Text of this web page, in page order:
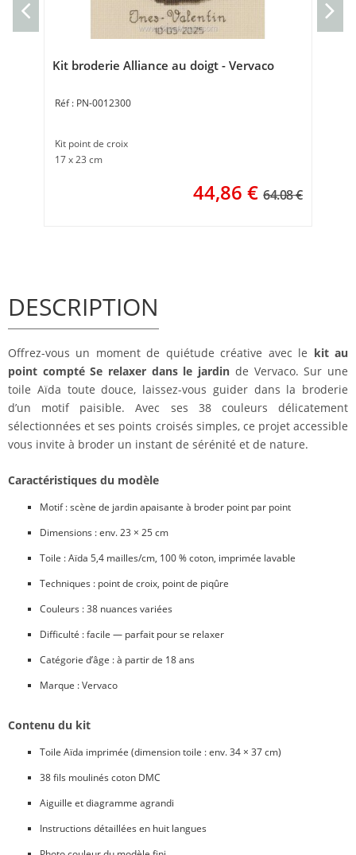
Kit broderie Alliance au doigt - Vervaco
PN-0012300
Kit point de croix
17 x 23 cm
44,86 € 64.08 €
DESCRIPTION
Offrez-vous un moment de quiétude créative avec le kit au
point compté Se relaxer dans le jardin de Vervaco. Sur une
toile Aïda toute douce, laissez-vous guider dans la broderie
d’un motif paisible. Avec ses 38 couleurs délicatement
sélectionnées et ses points croisés simples, ce projet accessible
vous invite à broder un instant de sérénité et de nature.
Caractéristiques du modèle
Motif : scène de jardin apaisante à broder point par point
Dimensions : env. 23 × 25 cm
Toile : Aïda 5,4 mailles/cm, 100 % coton, imprimée lavable
Techniques : point de croix, point de piqûre
Couleurs : 38 nuances variées
Difficulté : facile — parfait pour se relaxer
Catégorie d’âge : à partir de 18 ans
Marque : Vervaco
Contenu du kit
Toile Aïda imprimée (dimension toile : env. 34 × 37 cm)
38 fils moulinés coton DMC
Aiguille et diagramme agrandi
Instructions détaillées en huit langues